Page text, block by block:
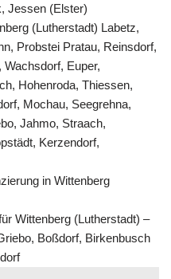
Jessen (Elster)
(Lutherstadt) Labetz,
Probstei Pratau, Reinsdorf,
Euper,
Hohenroda, Thiessen,
Mochau, Seegrehna,
Jahmo, Straach,
Kerzendorf,
in Wittenberg
Wittenberg (Lutherstadt) –
Boßdorf, Birkenbusch